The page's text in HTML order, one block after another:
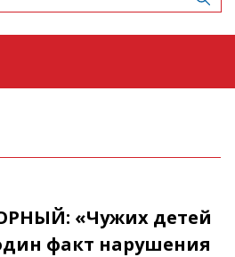
«Чужих детей
факт нарушения